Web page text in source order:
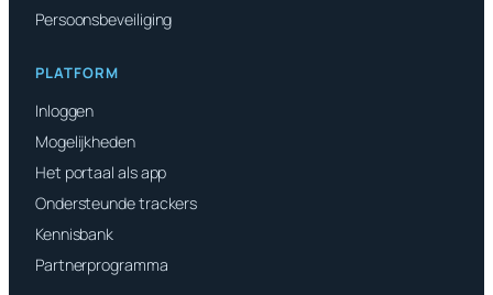
Persoonsbeveiliging
PLATFORM
Inloggen
Mogelijkheden
Het portaal als app
Ondersteunde trackers
Kennisbank
Partnerprogramma